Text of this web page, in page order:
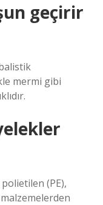
geçirir
mermi gibi
(PE),